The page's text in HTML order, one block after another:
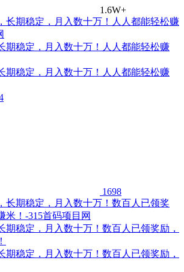
1.6W+
期稳定，月入数十万！人人都能轻松赚
期稳定，月入数十万！人人都能轻松赚
1698
期稳定，月入数十万！数百人已领奖励，
期稳定，月入数十万！数百人已领奖励，